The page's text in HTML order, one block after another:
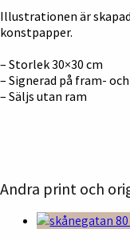
Illustrationen är
konstpapper.
– Storlek 30×30 cm
– Signerad på fram-
– Säljs utan ram
Andra print och